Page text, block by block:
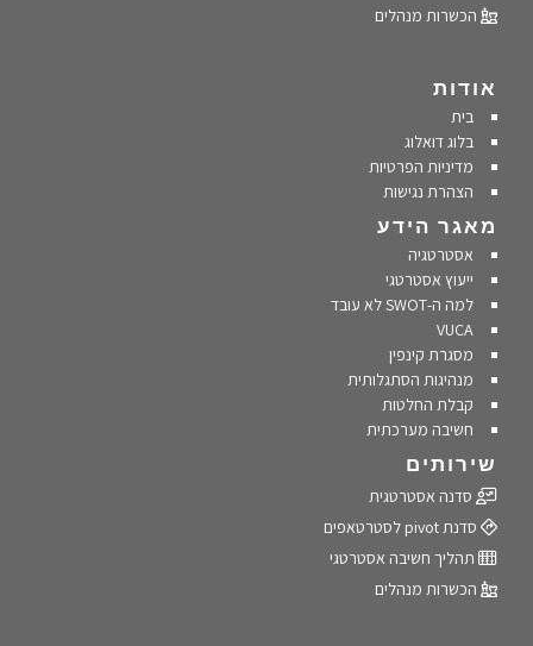
הכשרות מנהלים
אודות
בית
בלוג דואלוג
מדיניות הפרטיות
הצהרת נגישות
מאגר הידע
אסטרטגיה
ייעוץ אסטרטגי
למה ה-SWOT לא עובד
VUCA
מסגרת קינפין
מנהיגות הסתגלותית
קבלת החלטות
חשיבה מערכתית
שירותים
סדנה אסטרטגית
סדנת pivot לסטרטאפים
תהליך חשיבה אסטרטגי
הכשרות מנהלים